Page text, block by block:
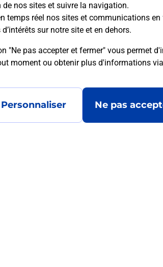
nos sites et suivre la navigation.
temps réel nos sites et communications
sur notre site et en dehors.
"Ne pas accepter et fermer" vous permet
moment ou obtenir plus d'informations via
Personnaliser Ne pas
posées